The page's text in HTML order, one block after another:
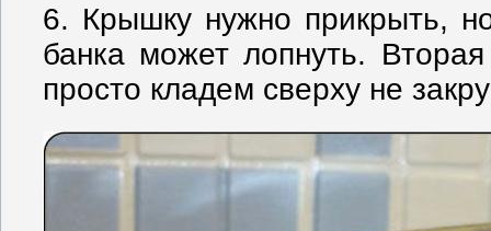
6. Крышку нужно прикрыть,
банка может лопнуть.
просто кладем сверху не